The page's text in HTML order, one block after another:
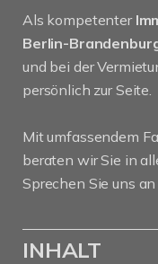
Als kompetenter
Berlin-
und bei der
persönlich zur Seite.
Mit umfassendem
beraten wir Sie in
Sprechen Sie uns
INHALT